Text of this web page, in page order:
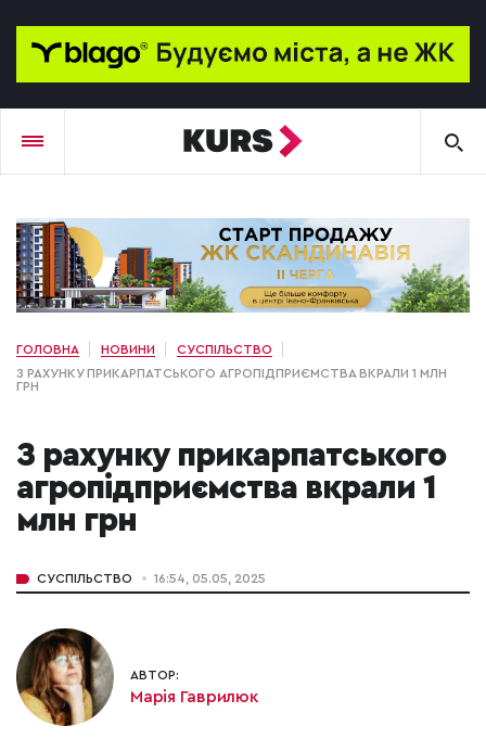
ГОЛОВНА НОВИНИ
СУСПІЛЬСТВО
З РАХУНКУ ПРИКАРПАТСЬКОГО АГРОПІДПРИЄМСТВА ВКРАЛИ 1 МЛН
ГРН
З рахунку прикарпатського
агропідприємства вкрали 1
млн грн
СУСПІЛЬСТВО 16:54, 05.05, 2025
АВТОР:
Марія Гаврилюк